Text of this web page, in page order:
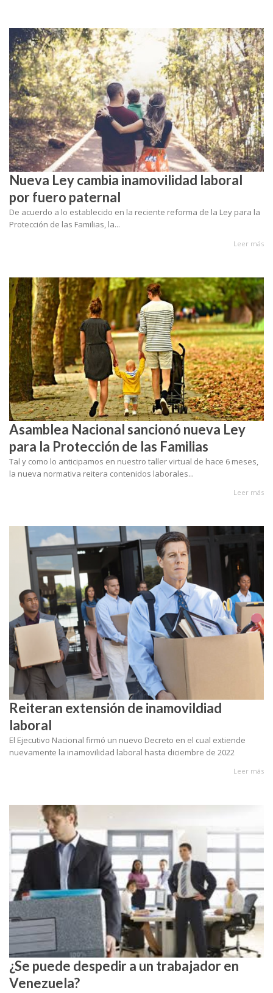
Nueva Ley cambia inamovilidad laboral
por fuero paternal
De acuerdo a lo establecido en la reciente reforma de la Ley para la
Protección de las Familias, la...
Leer más
Asamblea Nacional sancionó nueva Ley
para la Protección de las Familias
Tal y como lo anticipamos en nuestro taller virtual de hace 6 meses,
la nueva normativa reitera contenidos laborales...
Leer más
Reiteran extensión de inamovildiad
laboral
El Ejecutivo Nacional firmó un nuevo Decreto en el cual extiende
nuevamente la inamovilidad laboral hasta diciembre de 2022
Leer más
¿Se puede despedir a un trabajador en
Venezuela?